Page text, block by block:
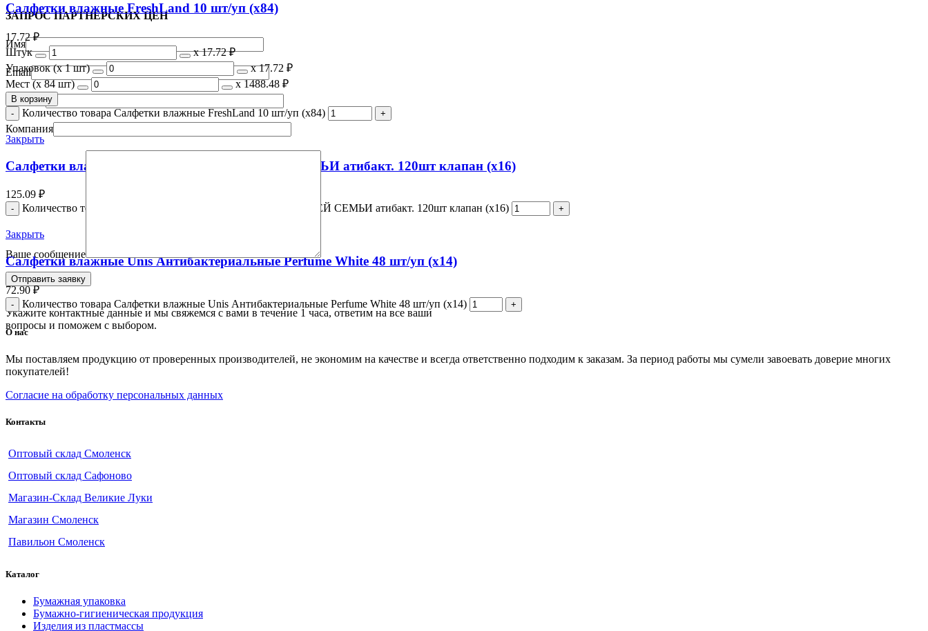
ЗАПРОС ПАРТНЁРСКИХ ЦЕН
Имя
Email
Телефон
Компания
Ваше сообщение
Укажите контактные данные и мы свяжемся с вами в течение 1 часа, ответим на все ваши
вопросы и поможем с выбором.
Салфетки влажные FreshLand 10 шт/уп (х84)
17.72₽
Штук
х 17.72 ₽
Упаковок (x 1 шт)
х 17.72 ₽
Мест (x 84 шт)
х 1488.48 ₽
В корзину
Количество товара Салфетки влажные FreshLand 10 шт/уп (х84)
Закрыть
Салфетки влажные Эконом Smart ДЛЯ ВСЕЙ СЕМЬИ атибакт. 120шт клапан (х16)
125.09 ₽
Количество товара Салфетки влажные Эконом Smart ДЛЯ ВСЕЙ СЕМЬИ атибакт. 120шт клапан (х16)
Закрыть
Салфетки влажные Unis Антибактериальные Perfume White 48 шт/уп (х14)
72.90₽
Количество товара Салфетки влажные Unis Антибактериальные Perfume White 48 шт/уп (х14)
О нас
Мы поставляем продукцию от проверенных производителей, не экономим на качестве и всегда ответственно подходим к заказам. За период работы мы сумели завоевать доверие многих
покупателей!
Согласие на обработку персональных данных
Контакты
Оптовый склад Смоленск
Оптовый склад Сафоново
Магазин-Склад Великие Луки
Магазин Смоленск
Павильон Смоленск
Каталог
Бумажная упаковка
Бумажно-гигиеническая продукция
Изделия из пластмассы